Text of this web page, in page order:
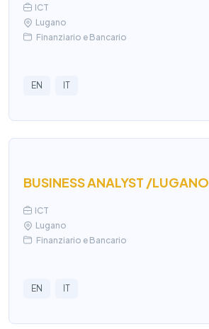
ICT
Lugano
Finanziario e Bancario
EN IT
BUSINESS ANALYST /LUGANO
ICT
Lugano
Finanziario e Bancario
EN IT